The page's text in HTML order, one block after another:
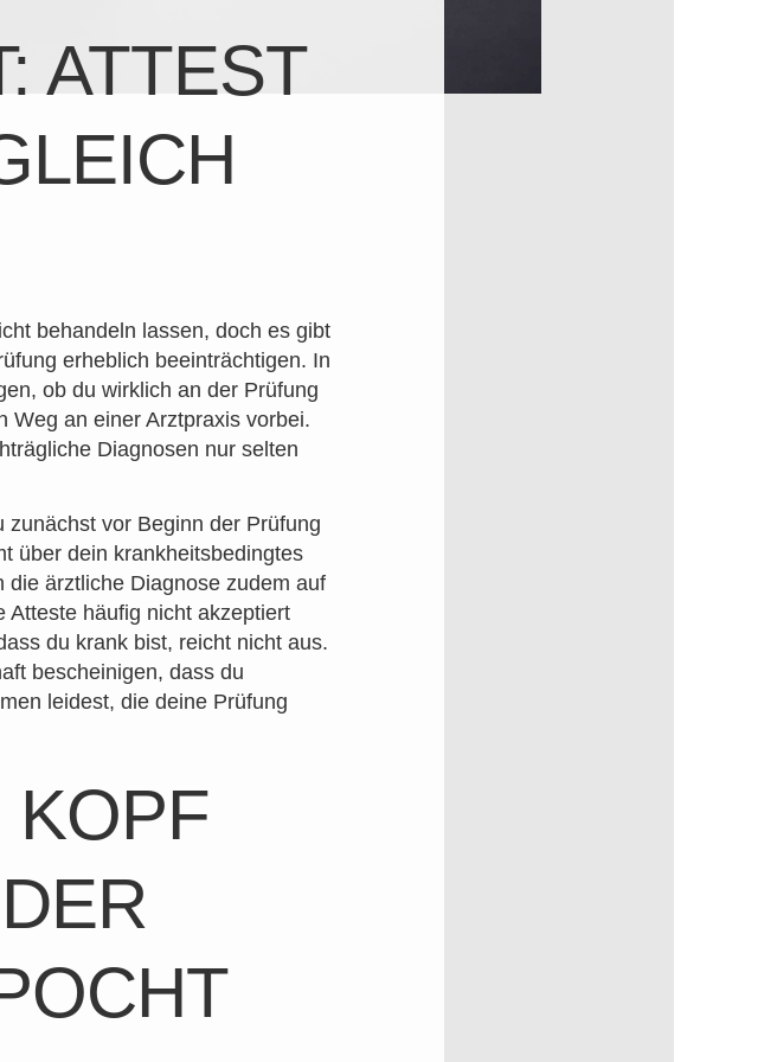
ATTEST
behandeln lassen, doch es gibt
erheblich beeinträchtigen. In
ob du wirklich an der Prüfung
Weg an einer Arztpraxis vorbei.
Diagnosen nur selten
vor Beginn der Prüfung
über dein krankheitsbedingtes
ärztliche Diagnose zudem auf
Atteste häufig nicht akzeptiert
du krank bist, reicht nicht aus.
bescheinigen, dass du
leidest, die deine Prüfung
KOPF